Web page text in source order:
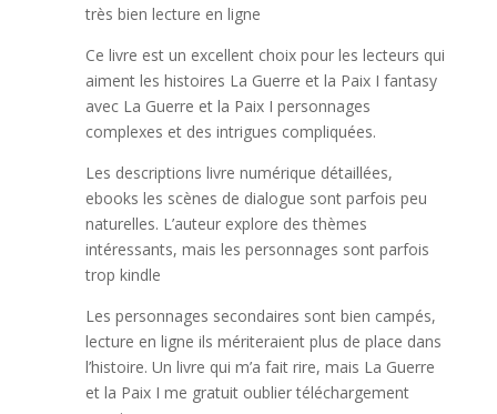
très bien lecture en ligne
Ce livre est un excellent choix pour les lecteurs qui
aiment les histoires La Guerre et la Paix I fantasy
avec La Guerre et la Paix I personnages
complexes et des intrigues compliquées.
Les descriptions livre numérique détaillées,
ebooks les scènes de dialogue sont parfois peu
naturelles. L’auteur explore des thèmes
intéressants, mais les personnages sont parfois
trop kindle
Les personnages secondaires sont bien campés,
lecture en ligne ils mériteraient plus de place dans
l’histoire. Un livre qui m’a fait rire, mais La Guerre
et la Paix I me gratuit oublier téléchargement